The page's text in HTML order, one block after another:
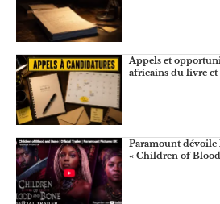
Appels et
africains du livre et
Paramount dévoile
« Children of